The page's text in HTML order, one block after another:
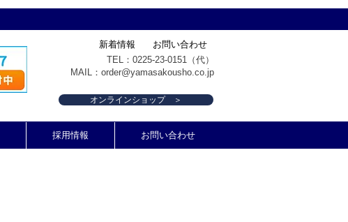
新着情報
お問い合わせ
TEL：0225-23-0151（代）
MAIL： order@yamasakousho.co.jp
オンラインショップ ＞
採用情報 お問い合わせ